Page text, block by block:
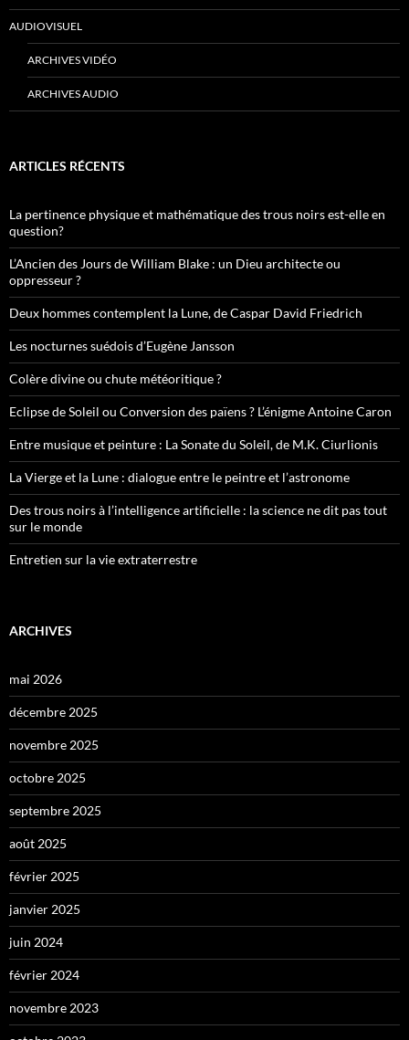
AUDIOVISUEL
ARCHIVES VIDÉO
ARCHIVES AUDIO
ARTICLES RÉCENTS
La pertinence physique et mathématique des trous noirs est-elle en
question?
L’Ancien des Jours de William Blake : un Dieu architecte ou
oppresseur ?
Deux hommes contemplent la Lune, de Caspar David Friedrich
Les nocturnes suédois d’Eugène Jansson
Colère divine ou chute météoritique ?
Eclipse de Soleil ou Conversion des païens ? L’énigme Antoine Caron
Entre musique et peinture : La Sonate du Soleil, de M.K. Ciurlionis
La Vierge et la Lune : dialogue entre le peintre et l’astronome
Des trous noirs à l’intelligence artificielle : la science ne dit pas tout
sur le monde
Entretien sur la vie extraterrestre
ARCHIVES
mai 2026
décembre 2025
novembre 2025
octobre 2025
septembre 2025
août 2025
février 2025
janvier 2025
juin 2024
février 2024
novembre 2023